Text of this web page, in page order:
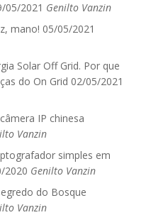
05/2021 Genilto Vanzin
mano! 05/05/2021
Solar Off Grid. Por que
do On Grid 02/05/2021
IP chinesa
Vanzin
simples em
2020 Genilto Vanzin
do Bosque
Vanzin